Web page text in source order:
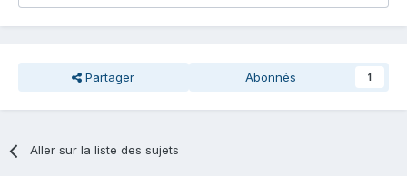
Partager Abonnés 1
Aller sur la liste des sujets